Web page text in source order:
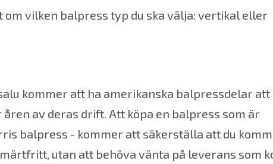
vilken balpress typ du ska välja: vertikal eller
kommer att ha amerikanska balpressdelar att
av deras drift. Att köpa en balpress som är
balpress - kommer att säkerställa att du
utan att behöva vänta på leverans som